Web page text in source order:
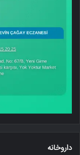
داروخانه